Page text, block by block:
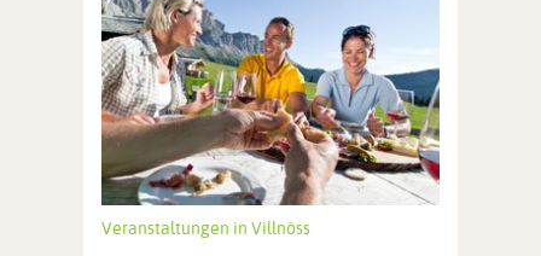
Veranstaltungen in Villnöss